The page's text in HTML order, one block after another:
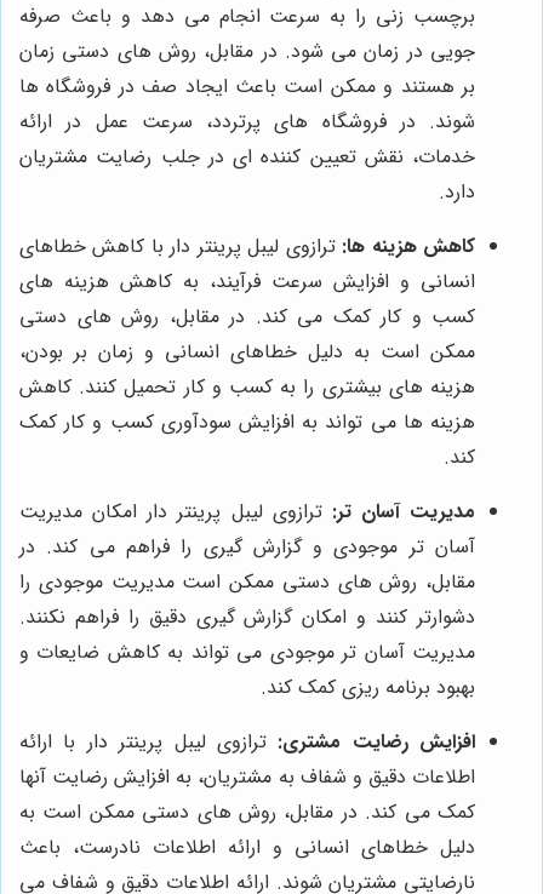
برچسب زنی را به سرعت انجام می دهد و باعث صرفه
جویی در زمان می شود. در مقابل، روش های دستی زمان
بر هستند و ممکن است باعث ایجاد صف در فروشگاه ها
شوند. در فروشگاه های پرتردد، سرعت عمل در ارائه
خدمات، نقش تعیین کننده ای در جلب رضایت مشتریان
دارد.
کاهش هزینه ها: ترازوی لیبل پرینتر دار با کاهش خطاهای
انسانی و افزایش سرعت فرآیند، به کاهش هزینه های
کسب و کار کمک می کند. در مقابل، روش های دستی
ممکن است به دلیل خطاهای انسانی و زمان بر بودن،
هزینه های بیشتری را به کسب و کار تحمیل کنند. کاهش
هزینه ها می تواند به افزایش سودآوری کسب و کار کمک
کند.
مدیریت آسان تر: ترازوی لیبل پرینتر دار امکان مدیریت
آسان تر موجودی و گزارش گیری را فراهم می کند. در
مقابل، روش های دستی ممکن است مدیریت موجودی را
دشوارتر کنند و امکان گزارش گیری دقیق را فراهم نکنند.
مدیریت آسان تر موجودی می تواند به کاهش ضایعات و
بهبود برنامه ریزی کمک کند.
افزایش رضایت مشتری: ترازوی لیبل پرینتر دار با ارائه
اطلاعات دقیق و شفاف به مشتریان، به افزایش رضایت آنها
کمک می کند. در مقابل، روش های دستی ممکن است به
دلیل خطاهای انسانی و ارائه اطلاعات نادرست، باعث
نارضایتی مشتریان شوند. ارائه اطلاعات دقیق و شفاف می